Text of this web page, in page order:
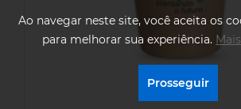
Ao navegar neste site, você aceita os
para melhorar sua experiência.
Prosseguir